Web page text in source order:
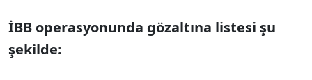
İBB operasyonunda gözaltına listesi şu
şekilde: